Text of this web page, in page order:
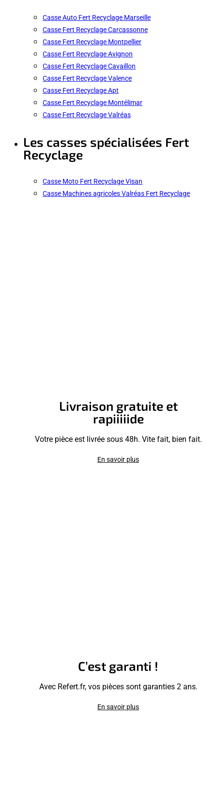
Casse Auto Fert Recyclage Marseille
Casse Fert Recyclage Carcassonne
Casse Fert Recyclage Montpellier
Casse Fert Recyclage Avignon
Casse Fert Recyclage Cavaillon
Casse Fert Recyclage Valence
Casse Fert Recyclage Apt
Casse Fert Recyclage Montélimar
Casse Fert Recyclage Valréas
Les casses spécialisées Fert
Recyclage
Casse Moto Fert Recyclage Visan
Casse Machines agricoles Valréas Fert Recyclage
Livraison gratuite et
rapiiiiide
Votre pièce est livrée sous 48h. Vite fait, bien fait.
En savoir plus
C’est garanti !
Avec Refert.fr, vos pièces sont garanties 2 ans.
En savoir plus